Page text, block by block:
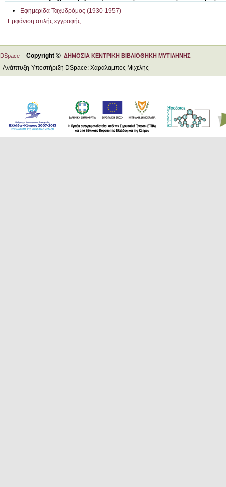
Εφημερίδα Ταχυδρόμος (1930-1957)
Εμφάνιση απλής εγγραφής
DSpace - Copyright © ΔΗΜΟΣΙΑ ΚΕΝΤΡΙΚΗ ΒΙΒΛΙΟΘΗΚΗ ΜΥΤΙΛΗΝΗΣ
Ανάπτυξη-Υποστήριξη DSpace: Χαράλαμπος Μιχελής